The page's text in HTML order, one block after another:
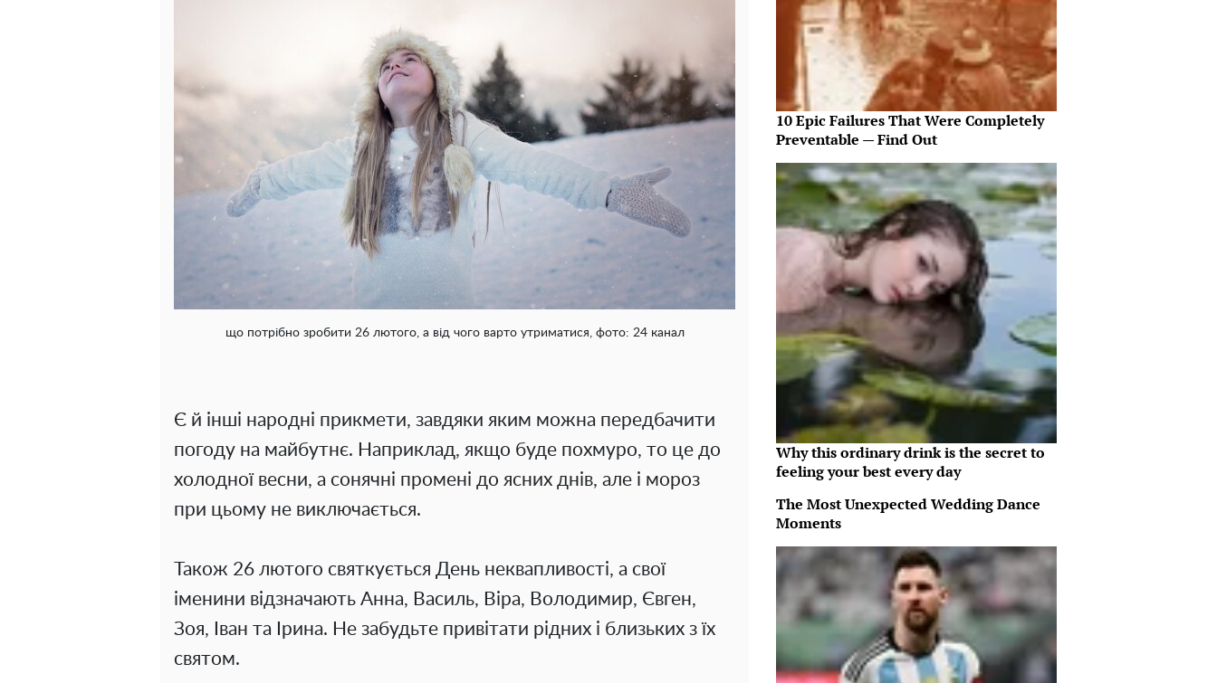
що потрібно зробити 26 лютого, а від чого варто утриматися, фото: 24 канал
Є й інші народні прикмети, завдяки яким можна передбачити
погоду на майбутнє. Наприклад, якщо буде похмуро, то це до
холодної весни, а сонячні промені до ясних днів, але і мороз
при цьому не виключається.
Також 26 лютого святкується День неквапливості, а свої
іменини відзначають Анна, Василь, Віра, Володимир, Євген,
Зоя, Іван та Ірина. Не забудьте привітати рідних і близьких з їх
святом.
10 Epic Failures That Were Completely
Preventable — Find Out
Why this ordinary drink is the secret to
feeling your best every day
The Most Unexpected Wedding Dance
Moments